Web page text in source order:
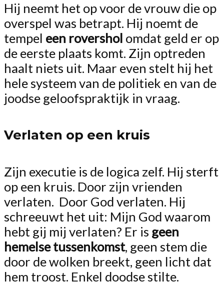
Hij neemt het op voor de vrouw die op
overspel was betrapt. Hij noemt de
tempel een rovershol omdat geld er op
de eerste plaats komt. Zijn optreden
haalt niets uit. Maar even stelt hij het
hele systeem van de politiek en van de
joodse geloofspraktijk in vraag.
Verlaten op een kruis
Zijn executie is de logica zelf. Hij sterft
op een kruis. Door zijn vrienden
verlaten. Door God verlaten. Hij
schreeuwt het uit: Mijn God waarom
hebt gij mij verlaten? Er is geen
hemelse tussenkomst, geen stem die
door de wolken breekt, geen licht dat
hem troost. Enkel doodse stilte.